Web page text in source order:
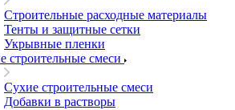
Строительные расходные материалы
Тенты и защитные сетки
Укрывные пленки
строительные смеси
Сухие строительные смеси
Добавки в растворы